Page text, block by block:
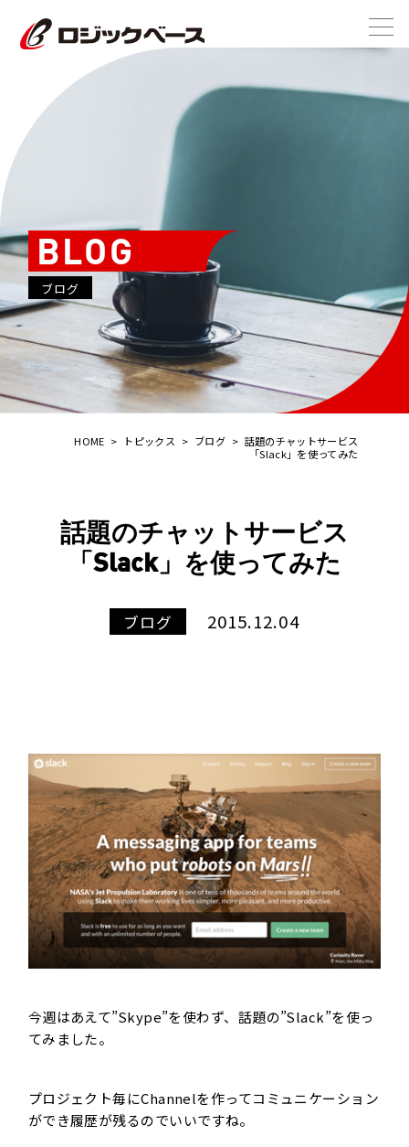
BLOG
ブログ
HOME > トピックス > ブログ> 話題のチャットサービス
「Slack」を使ってみた
話題のチャットサービス
「Slack」を使ってみた
ブログ 2015.12.04
今週はあえて”Skype”を使わず、話題の”Slack”を使っ
てみました。
プロジェクト毎にChannelを作ってコミュニケーション
ができ履歴が残るのでいいですね。